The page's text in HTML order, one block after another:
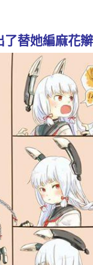
了替她編麻花